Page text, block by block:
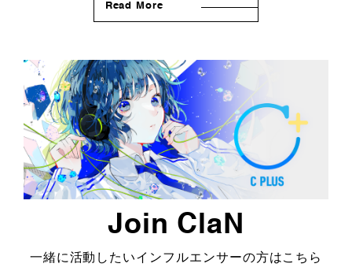
Read More
Join ClaN
一緒に活動したいインフルエンサーの方はこちら